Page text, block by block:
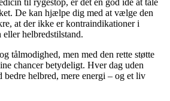
til rygestop, er det en god idé at tale
De kan hjælpe dig med at vælge den
at der ikke er kontraindikationer i
helbredstilstand.
tålmodighed, men med den rette støtte
chancer betydeligt. Hver dag uden
bedre helbred, mere energi – og et liv